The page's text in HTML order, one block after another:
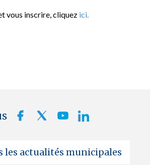
vous inscrire, cliquez ici.
les actualités municipales